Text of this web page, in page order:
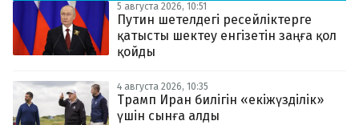
5 августа 2026, 10:51
Путин шетелдегі ресейліктерге
қатысты шектеу енгізетін заңға қол
қойды
4 августа 2026, 10:35
Трамп Иран билігін «екіжүзділік»
үшін сынға алды